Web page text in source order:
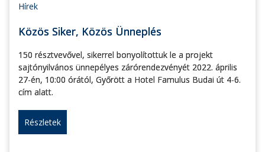
Hírek
Közös Siker, Közös Ünneplés
150 résztvevővel, sikerrel bonyolítottuk le a projekt
sajtónyilvános ünnepélyes zárórendezvényét 2022. április
27-én, 10:00 órától, Győrött a Hotel Famulus Budai út 4-6.
cím alatt.
Részletek